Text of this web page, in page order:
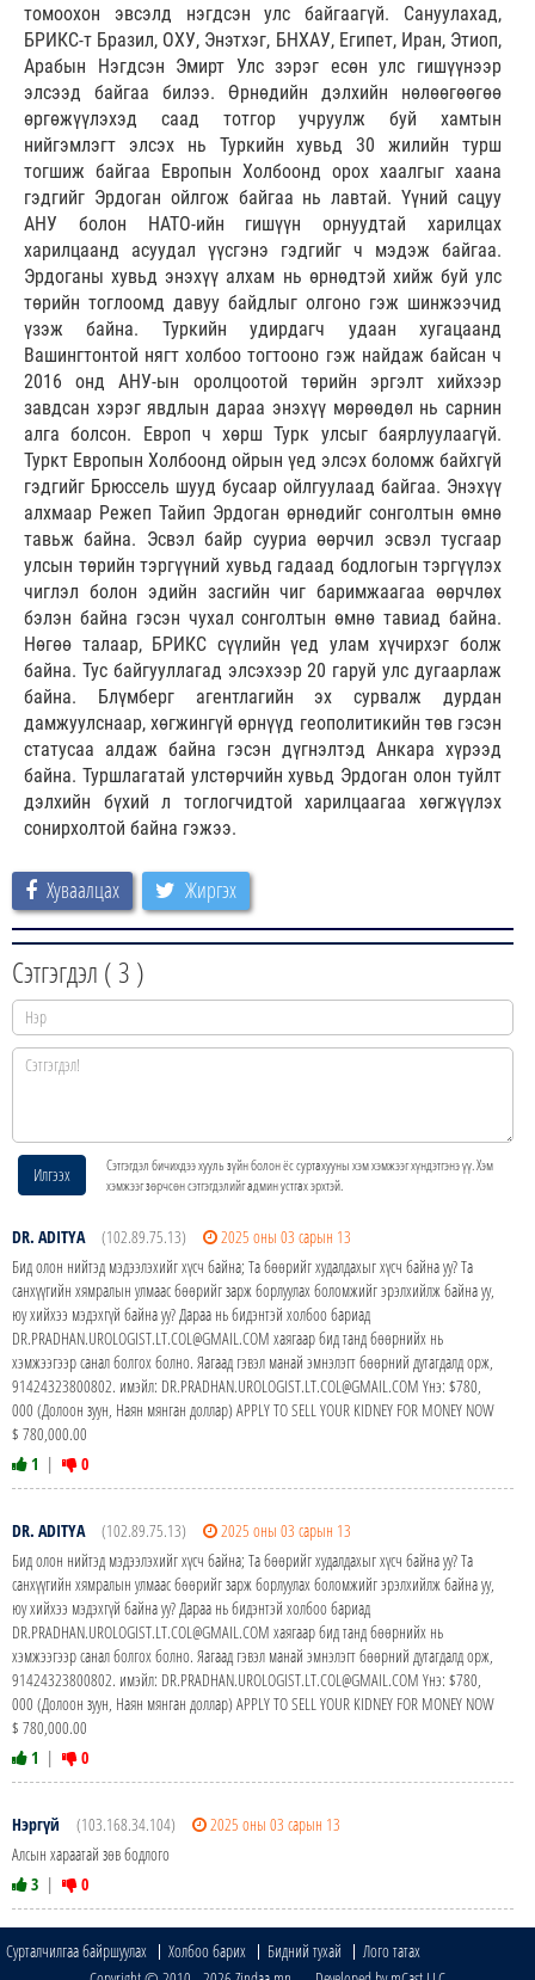
томоохон эвсэлд нэгдсэн улс байгаагүй. Сануулахад,
БРИКС-т Бразил, ОХУ, Энэтхэг, БНХАУ, Египет, Иран, Этиоп,
Арабын Нэгдсэн Эмирт Улс зэрэг есөн улс гишүүнээр
элсээд байгаа билээ. Өрнөдийн дэлхийн нөлөөгөөгөө
өргөжүүлэхэд саад тотгор учруулж буй хамтын
нийгэмлэгт элсэх нь Туркийн хувьд 30 жилийн турш
тогшиж байгаа Европын Холбоонд орох хаалгыг хаана
гэдгийг Эрдоган ойлгож байгаа нь лавтай. Үүний сацуу
АНУ болон НАТО-ийн гишүүн орнуудтай харилцах
харилцаанд асуудал үүсгэнэ гэдгийг ч мэдэж байгаа.
Эрдоганы хувьд энэхүү алхам нь өрнөдтэй хийж буй улс
төрийн тоглоомд давуу байдлыг олгоно гэж шинжээчид
үзэж байна. Туркийн удирдагч удаан хугацаанд
Вашингтонтой нягт холбоо тогтооно гэж найдаж байсан ч
2016 онд АНУ-ын оролцоотой төрийн эргэлт хийхээр
завдсан хэрэг явдлын дараа энэхүү мөрөөдөл нь сарнин
алга болсон. Европ ч хөрш Турк улсыг баярлуулаагүй.
Туркт Европын Холбоонд ойрын үед элсэх боломж байхгүй
гэдгийг Брюссель шууд бусаар ойлгуулаад байгаа. Энэхүү
алхмаар Режеп Тайип Эрдоган өрнөдийг сонголтын өмнө
тавьж байна. Эсвэл байр сууриа өөрчил эсвэл тусгаар
улсын төрийн тэргүүний хувьд гадаад бодлогын тэргүүлэх
чиглэл болон эдийн засгийн чиг баримжаагаа өөрчлөх
бэлэн байна гэсэн чухал сонголтын өмнө тавиад байна.
Нөгөө талаар, БРИКС сүүлийн үед улам хүчирхэг болж
байна. Тус байгууллагад элсэхээр 20 гаруй улс дугаарлаж
байна. Блүмберг агентлагийн эх сурвалж дурдан
дамжуулснаар, хөгжингүй өрнүүд геополитикийн төв гэсэн
статусаа алдаж байна гэсэн дүгнэлтэд Анкара хүрээд
байна. Туршлагатай улстөрчийн хувьд Эрдоган олон туйлт
дэлхийн бүхий л тоглогчидтой харилцаагаа хөгжүүлэх
сонирхолтой байна гэжээ.
Хуваалцах Жиргэх
Сэтгэгдэл ( 3 )
Илгээх
Сэтгэгдэл бичихдээ хууль зүйн болон ёс суртахууны хэм хэмжээг хүндэтгэнэ үү. Хэм
хэмжээг зөрчсөн сэтгэгдэлийг админ устгах эрхтэй.
DR. ADITYA (102.89.75.13)
2025 оны 03 сарын 13
Бид олон нийтэд мэдээлэхийг хүсч байна; Та бөөрийг худалдахыг хүсч байна уу? Та
санхүүгийн хямралын улмаас бөөрийг зарж борлуулах боломжийг эрэлхийлж байна уу,
юу хийхээ мэдэхгүй байна уу? Дараа нь бидэнтэй холбоо бариад
DR.PRADHAN.UROLOGIST.LT.COL@GMAIL.COM хаягаар бид танд бөөрнийх нь
хэмжээгээр санал болгох болно. Яагаад гэвэл манай эмнэлэгт бөөрний дутагдалд орж,
91424323800802. имэйл: DR.PRADHAN.UROLOGIST.LT.COL@GMAIL.COM Yнэ: $780,
000 (Долоон зуун, Наян мянган доллар) APPLY TO SELL YOUR KIDNEY FOR MONEY NOW
$ 780,000.00
1 | 0
DR. ADITYA (102.89.75.13)
2025 оны 03 сарын 13
Бид олон нийтэд мэдээлэхийг хүсч байна; Та бөөрийг худалдахыг хүсч байна уу? Та
санхүүгийн хямралын улмаас бөөрийг зарж борлуулах боломжийг эрэлхийлж байна уу,
юу хийхээ мэдэхгүй байна уу? Дараа нь бидэнтэй холбоо бариад
DR.PRADHAN.UROLOGIST.LT.COL@GMAIL.COM хаягаар бид танд бөөрнийх нь
хэмжээгээр санал болгох болно. Яагаад гэвэл манай эмнэлэгт бөөрний дутагдалд орж,
91424323800802. имэйл: DR.PRADHAN.UROLOGIST.LT.COL@GMAIL.COM Yнэ: $780,
000 (Долоон зуун, Наян мянган доллар) APPLY TO SELL YOUR KIDNEY FOR MONEY NOW
$ 780,000.00
1 | 0
Нэргүй (103.168.34.104)
2025 оны 03 сарын 13
Алсын хараатай зөв бодлого
3 | 0
Сурталчилгаа байршуулах Холбоо барих Бидний тухай
Лого татах